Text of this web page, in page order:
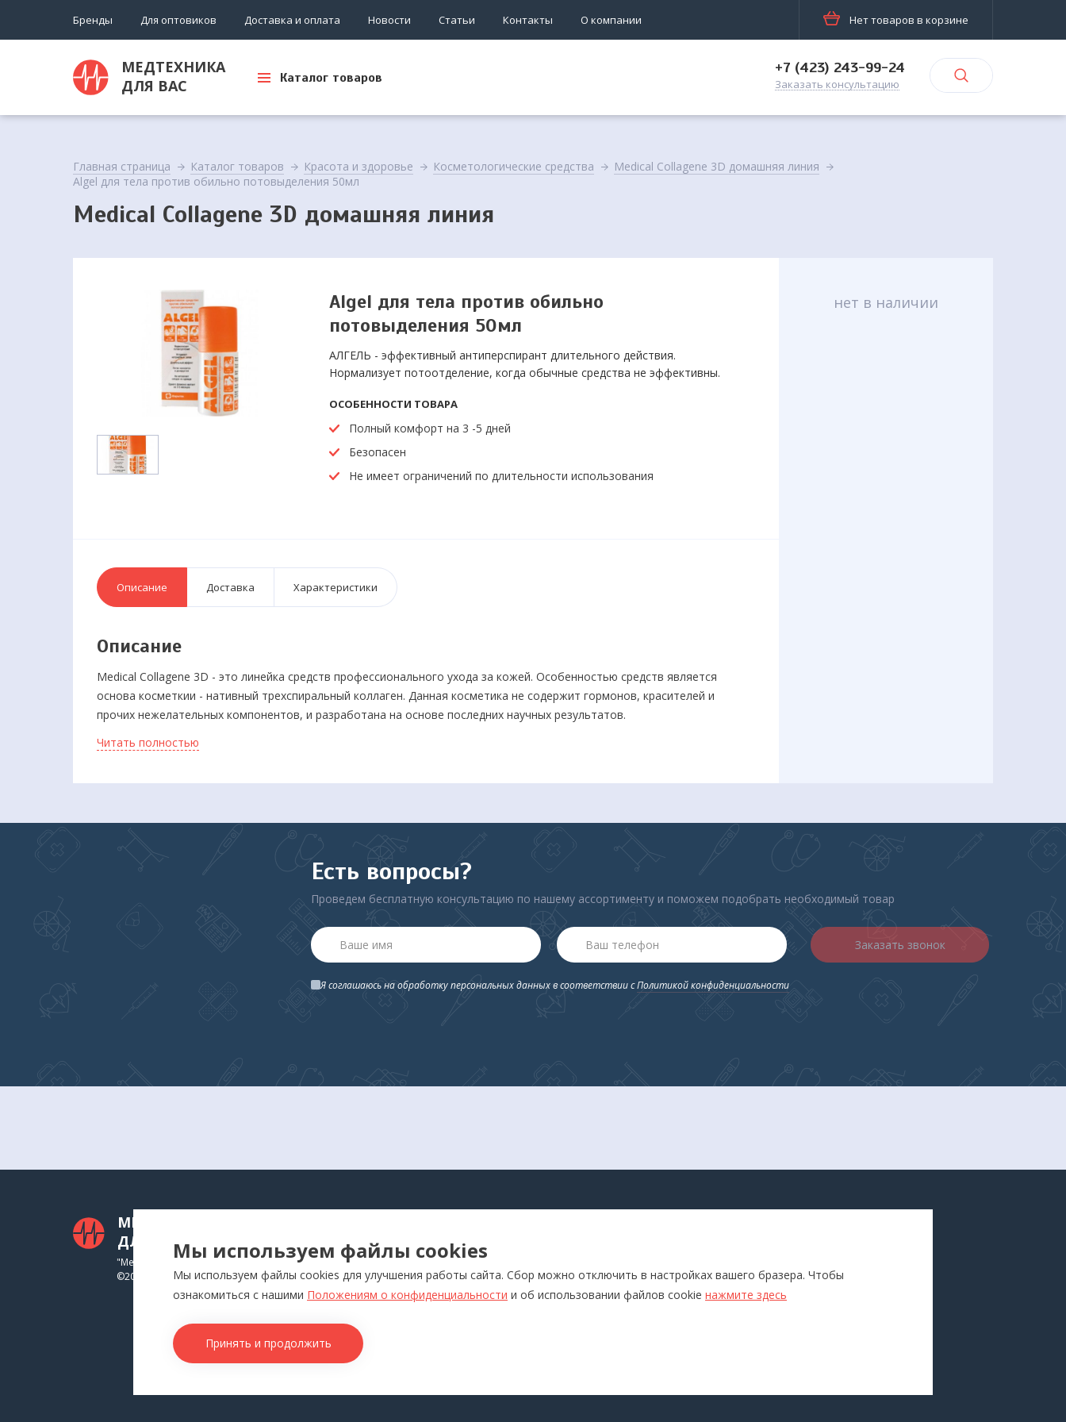
Бренды Для оптовиков Доставка и оплата Новости Статьи Контакты О компании Нет товаров в корзине
МЕДТЕХНИКА
ДЛЯ ВАС
Каталог товаров
+7 (423) 243-99-24
Заказать консультацию
Главная страница Каталог товаров Красота и здоровье Косметологические средства
Medical Collagene 3D домашняя линия
Algel для тела против обильно потовыделения 50мл
Medical Collagene 3D домашняя линия
Algel для тела против обильно
потовыделения 50мл
АЛГЕЛЬ - эффективный антиперспирант длительного действия.
Нормализует потоотделение, когда обычные средства не эффективны.
ОСОБЕННОСТИ ТОВАРА
Полный комфорт на 3 -5 дней
Безопасен
Не имеет ограничений по длительности использования
Описание Доставка Характеристики
Описание
Medical Collagene 3D - это линейка средств профессионального ухода за кожей. Особенностью средств является
основа косметкии - нативный трехспиральный коллаген. Данная косметика не содержит гормонов, красителей и
прочих нежелательных компонентов, и разработана на основе последних научных результатов.
профессионалов.
Читать полностью
нет в наличии
Есть вопросы?
Проведем бесплатную консультацию по нашему ассортименту и поможем подобрать необходимый товар
Заказать звонок
Я соглашаюсь на обработку персональных данных в соответствии сПолитикой конфиденциальности
МЕДТЕХНИКА
ДЛЯ ВАС
"Медтехника для Вас"
©2026
Приборы для самоконтроля
Ингаляторы
Физиотерапевтические аппараты
Аппликаторы
Изделия медназначения
Слуховые аппараты и усилители
звука
Бренды
Мы используем файлы cookies
Мы используем файлы cookies для улучшения работы сайта. Сбор можно отключить в настройках вашего бразера. Чтобы
ознакомиться с нашими Положениям о конфиденциальности и об использовании файлов cookie нажмите здесь
Принять и продолжить